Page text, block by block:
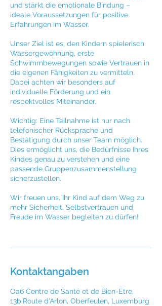
und stärkt die emotionale Bindung –
ideale Voraussetzungen für positive
Erfahrungen im Wasser.
Unser Ziel ist es, den Kindern spielerisch
Wassergewöhnung, erste
Schwimmbewegungen sowie Vertrauen in
die eigenen Fähigkeiten zu vermitteln.
Dabei achten wir besonders auf
individuelle Förderung und ein
respektvolles Miteinander.
Wichtig: Eine Teilnahme ist nur nach
telefonischer Rücksprache und
Bestätigung durch unser Team möglich.
Dies ermöglicht uns, die Bedürfnisse Ihres
Kindes genau zu verstehen und eine
passende Gruppenzusammenstellung
sicherzustellen.
Wir freuen uns, Ihr Kind auf dem Weg zu
mehr Sicherheit, Selbstvertrauen und
Freude im Wasser begleiten zu dürfen!
Kontaktangaben
Oa6 Centre de Santé et de Bien-Etre,
13b,Route d'Arlon, Oberfeulen, Luxemburg